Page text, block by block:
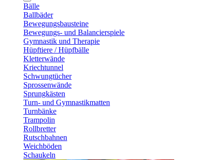
Bälle
Ballbäder
Bewegungsbausteine
Bewegungs- und Balancierspiele
Gymnastik und Therapie
Hüpftiere / Hüpfbälle
Kletterwände
Kriechtunnel
Schwungtücher
Sprossenwände
Sprungkästen
Turn- und Gymnastikmatten
Turnbänke
Trampolin
Rollbretter
Rutschbahnen
Weichböden
Schaukeln